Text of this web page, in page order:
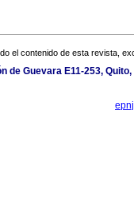
el contenido de esta revista,
de Guevara E11-253,